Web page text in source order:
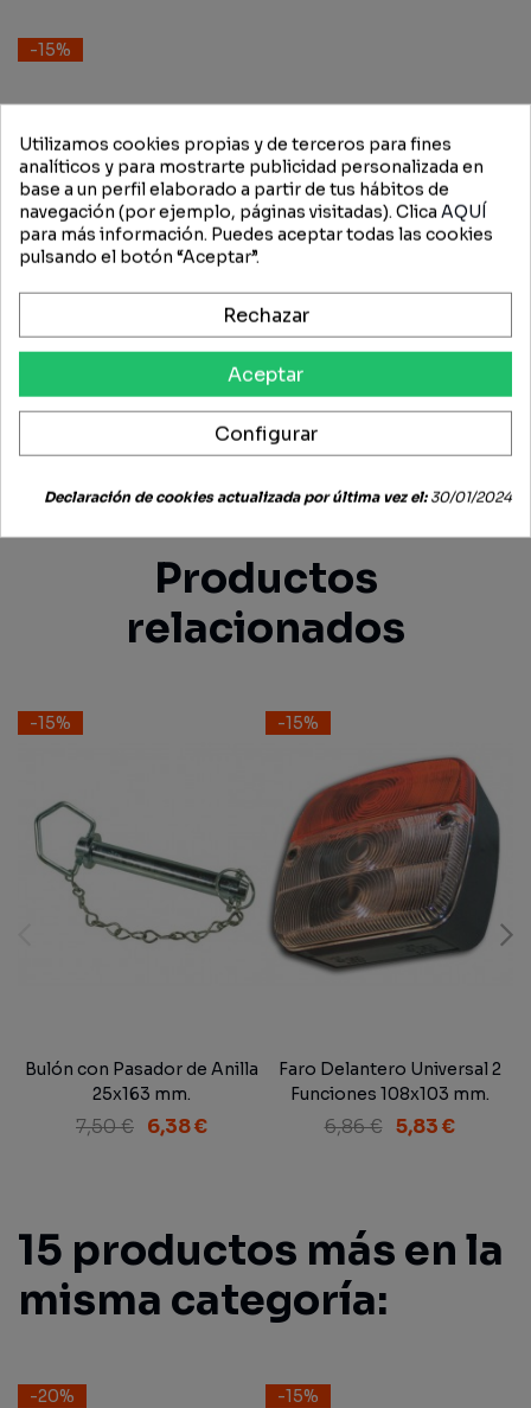
-15%
AR50041 - John Deere
30,98 € 26,33 €
Productos
relacionados
-15%
Bulón con Pasador de Anilla
25x163 mm.
7,50 € 6,38 €
-15%
Faro Delantero Universal 2
Funciones 108x103 mm.
6,86 € 5,83 €
15 productos más en la
misma categoría:
-20% -15%
Utilizamos cookies propias y de terceros para fines
analíticos y para mostrarte publicidad personalizada en
base a un perfil elaborado a partir de tus hábitos de
navegación (por ejemplo, páginas visitadas). Clica AQUÍ
para más información. Puedes aceptar todas las cookies
pulsando el botón “Aceptar”.
Rechazar
Aceptar
Configurar
Declaración de cookies actualizada por última vez el:30/01/2024